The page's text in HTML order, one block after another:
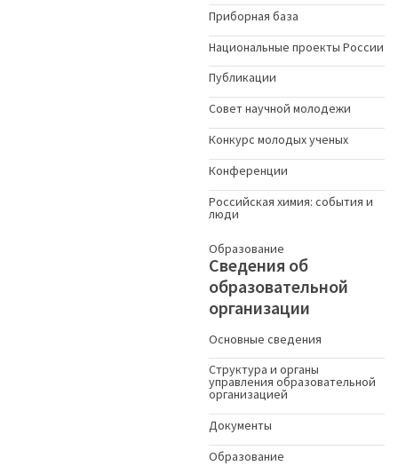
Приборная база
Национальные проекты России
Публикации
Совет научной молодежи
Конкурс молодых ученыx
Конференции
Российская химия: события и
люди
Образование
Сведения об
образовательной
организации
Основные сведения
Структура и органы
управления образовательной
организацией
Документы
Образование